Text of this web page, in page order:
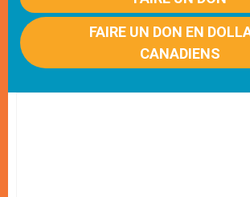
FAIRE UN DON EN
CANADIENS